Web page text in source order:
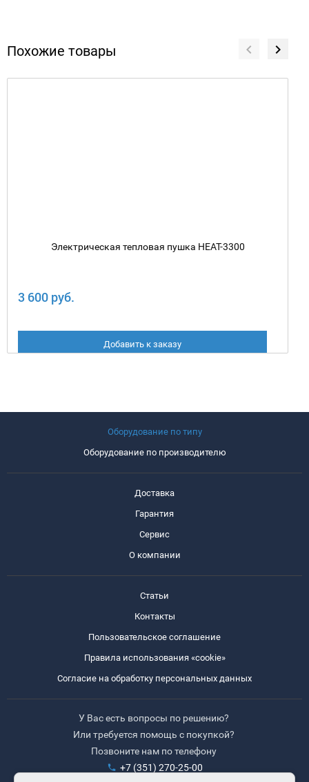
Похожие товары
Электрическая тепловая пушка HEAT-3300
3 600 руб.
Добавить к заказу
Оборудование по типу
Оборудование по производителю
Доставка
Гарантия
Сервис
О компании
Статьи
Контакты
Пользовательское соглашение
Правила использования «cookie»
Согласие на обработку персональных данных
У Вас есть вопросы по решению?
Или требуется помощь с покупкой?
Позвоните нам по телефону
+7 (351) 270-25-00